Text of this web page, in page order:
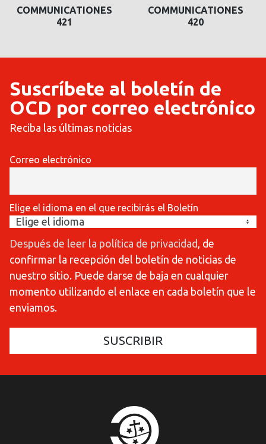
COMMUNICATIONES
421
COMMUNICATIONES
420
COMMUNICATIONES
Suscríbete al boletín de
OCD por correo electrónico
Reciba las últimas noticias
Correo electrónico
Elige el idioma en el que recibirás el Boletín
Después de leer la política de privacidad , de
confirmar la recepción del boletín de noticias de
nuestro sitio. Puede darse de baja en cualquier
momento utilizando el enlace en cada boletín que le
enviamos.